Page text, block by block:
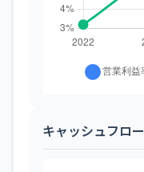
キャッシュフロー